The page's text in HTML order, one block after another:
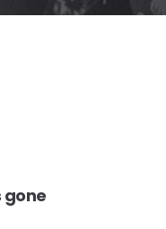
gone